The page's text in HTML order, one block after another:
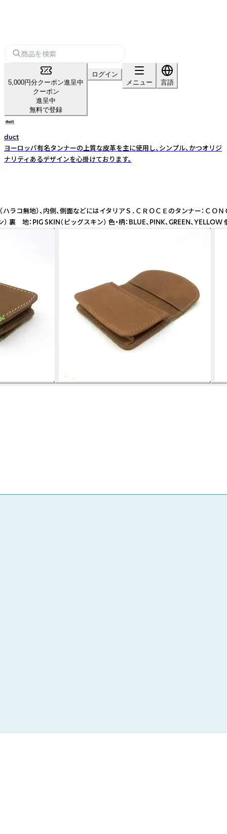
5,000円分クーポン進呈中
クーポン
進呈中
無料で登録
ログイン
メニュー
言語
duct
ヨーロッパ有名タンナーの上質な皮革を主に使用し、シンプル、かつオリジ
ナリティあるデザインを心掛けております。
地）、内側、側面などにはイタリアＳ．ＣＲＯＣＥのタンナー
：PIG SKIN（ピッグスキン） 色・柄：BLUE、PINK、GREEN、